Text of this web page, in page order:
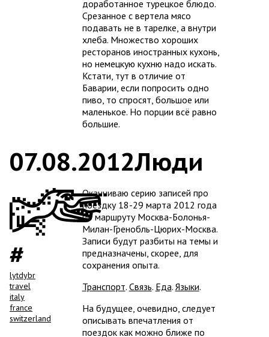
доработанное турецкое блюдо.
Срезанное с вертела мясо
подавать не в тарелке, а внутри
хлеба. Множество хороших
ресторанов иностранных кухонь,
но немецкую кухню надо искать.
Кстати, тут в отличие от
Баварии, если попросить одно
пиво, то спросят, большое или
маленькое. Но порции всё равно
большие.
lytdybr
travel
italy
france
switzerland
07.08.2012Люди
Оканчиваю серию записей про
поездку 18-29 марта 2012 года
по маршруту Москва-Болонья-
Милан-Гренобль-Цюрих-Москва.
Записи будут разбиты на темы и
предназначены, скорее, для
сохранения опыта.
Транспорт. Связь. Еда. Языки.
На будущее, очевидно, следует
описывать впечатления от
поездок как можно ближе по